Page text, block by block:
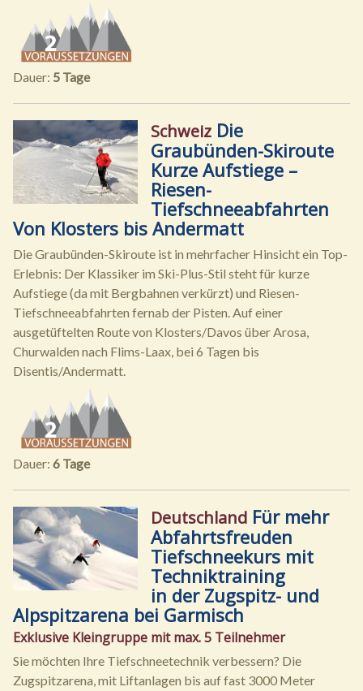
Dauer: 5 Tage
Schweiz Die
Graubünden-Skiroute
Kurze Aufstiege –
Riesen-
Tiefschneeabfahrten
Von Klosters bis Andermatt
Die Graubünden-Skiroute ist in mehrfacher Hinsicht ein Top-
Erlebnis: Der Klassiker im Ski-Plus-Stil steht für kurze
Aufstiege (da mit Bergbahnen verkürzt) und Riesen-
Tiefschneeabfahrten fernab der Pisten. Auf einer
ausgetüftelten Route von Klosters/Davos über Arosa,
Churwalden nach Flims-Laax, bei 6 Tagen bis
Disentis/Andermatt.
Dauer: 6 Tage
Deutschland Für mehr
Abfahrtsfreuden
Tiefschneekurs mit
Techniktraining
in der Zugspitz- und
Alpspitzarena bei Garmisch
Exklusive Kleingruppe mit max. 5 Teilnehmer
Sie möchten Ihre Tiefschneetechnik verbessern? Die
Zugspitzarena, mit Liftanlagen bis auf fast 3000 Meter